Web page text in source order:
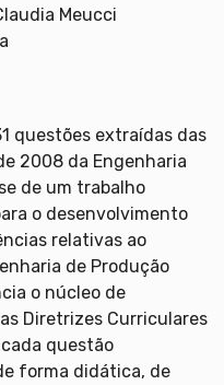
Meucci
questões extraídas das
2008 da Engenharia
de um trabalho
o desenvolvimento
relativas ao
de Produção
o núcleo de
Diretrizes Curriculares
questão
forma didática, de